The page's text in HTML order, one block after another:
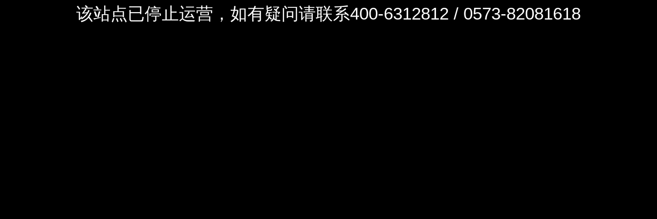
该站点已停止运营，如有疑问请联系400-6312812 / 0573-82081618